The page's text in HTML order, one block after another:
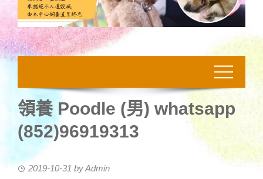
領養 Poodle (男) whatsapp
(852)96919313
2019-10-31 byAdmin